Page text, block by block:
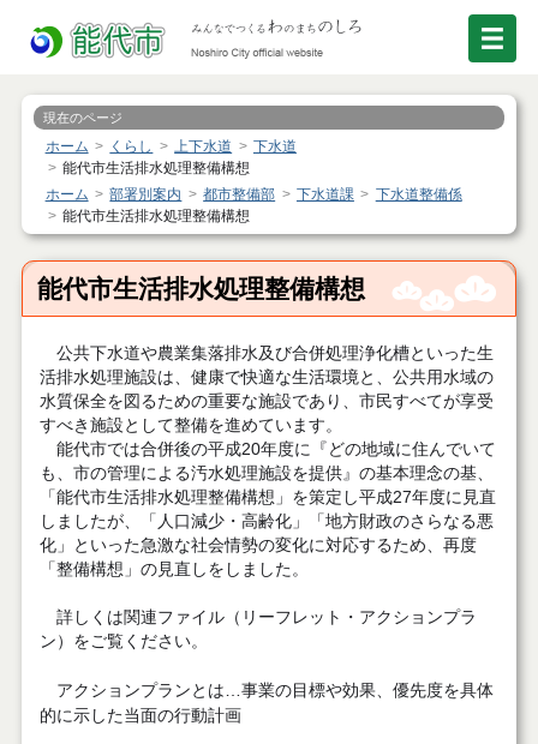
現在のページ
ホーム くらし 上下水道
下水道
能代市生活排水処理整備構想
ホーム
部署別案内 都市整備部 下水道課
下水道整備係
能代市生活排水処理整備構想
能代市生活排水処理整備構想
公共下水道や農業集落排水及び合併処理浄化槽といった生
活排水処理施設は、健康で快適な生活環境と、公共用水域の
水質保全を図るための重要な施設であり、市民すべてが享受
すべき施設として整備を進めています。
能代市では合併後の平成20年度に『どの地域に住んでいて
も、市の管理による汚水処理施設を提供』の基本理念の基、
「能代市生活排水処理整備構想」を策定し平成27年度に見直
しましたが、「人口減少・高齢化」「地方財政のさらなる悪
化」といった急激な社会情勢の変化に対応するため、再度
「整備構想」の見直しをしました。
詳しくは関連ファイル（リーフレット・アクションプラ
ン）をご覧ください。
アクションプランとは…事業の目標や効果、優先度を具体
的に示した当面の行動計画